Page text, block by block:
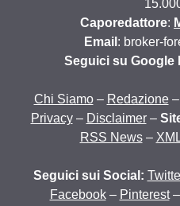
Caporedattore:
Email : broker-
Seguici su Google
Chi Siamo– Redazione–
Privacy– Disclaimer–
RSS News–
Seguici sui Social:
Facebook– Pinterest–